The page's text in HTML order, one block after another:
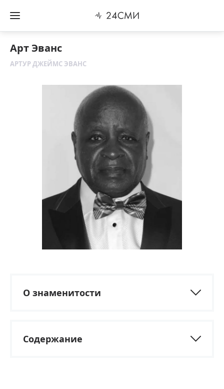
Арт Эванс
АРТУР ДЖЕЙМС ЭВАНС
О знаменитости
Содержание